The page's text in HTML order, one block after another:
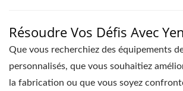
Résoudre Vos Défis Avec
Que vous recherchiez des équipements
personnalisés, que vous souhaitiez
la fabrication ou que vous soyez